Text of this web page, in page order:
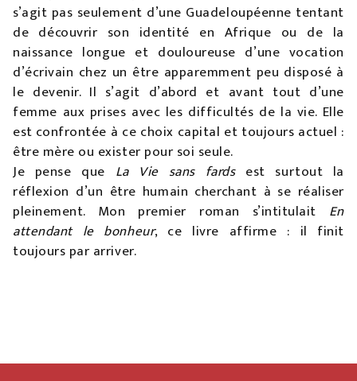
s’agit pas seulement d’une Guadeloupéenne tentant
de découvrir son identité en Afrique ou de la
naissance longue et douloureuse d’une vocation
d’écrivain chez un être apparemment peu disposé à
le devenir. Il s’agit d’abord et avant tout d’une
femme aux prises avec les difficultés de la vie. Elle
est confrontée à ce choix capital et toujours actuel :
être mère ou exister pour soi seule.
Je pense que La Vie sans fardsest surtout la
réflexion d’un être humain cherchant à se réaliser
pleinement. Mon premier roman s’intitulait En
attendant le bonheur, ce livre affirme : il finit
toujours par arriver.